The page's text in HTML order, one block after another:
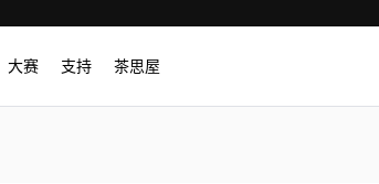
大赛 支持 茶思屋